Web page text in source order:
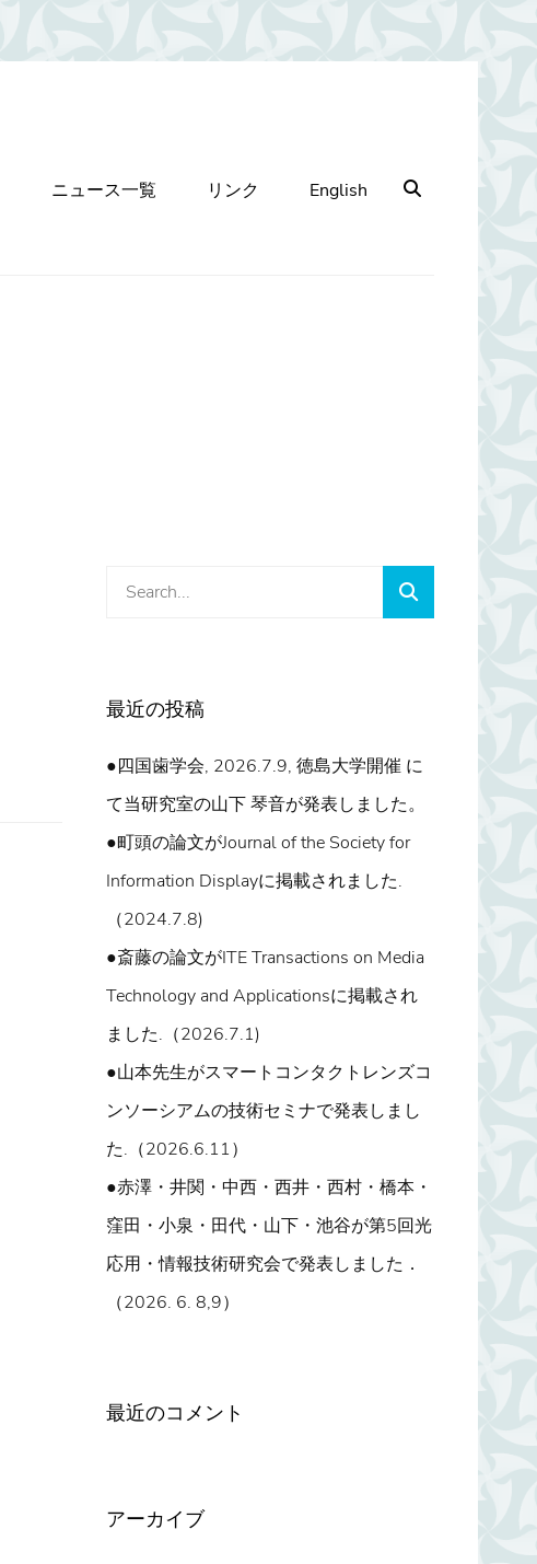
ニュース一覧 リンク English
最近の投稿
●四国歯学会, 2026.7.9, 徳島大学開催 に
て当研究室の山下 琴音が発表しました。
●町頭の論文がJournal of the Society for
Information Displayに掲載されました.
（2024.7.8)
●斎藤の論文がITE Transactions on Media
Technology and Applicationsに掲載され
ました.（2026.7.1)
●山本先生がスマートコンタクトレンズコ
ンソーシアムの技術セミナで発表しまし
た.（2026.6.11）
●赤澤・井関・中西・西井・西村・橋本・
窪田・小泉・田代・山下・池谷が第5回光
応用・情報技術研究会で発表しました．
（2026. 6. 8,9）
最近のコメント
アーカイブ